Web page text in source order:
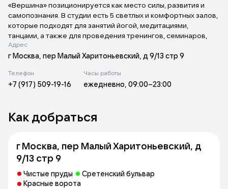
«Вершина» позиционируется как место силы, развития и
самопознания. В студии есть 5 светлых и комфортных залов,
которые подходят для занятий йогой, медитациями,
танцами, а также для проведения тренингов, семинаров,
бизнес-встреч и частных мероприятий.
В пространстве студии созданы условия для обретения
эффективные методики, привезённые из Непала, Тибета и
Индии.
Адрес
г Москва, пер Малый Харитоньевский, д 9/13 стр 9
Телефон
+7 (917) 509-19-16
Часы работы
ежедневно, 09:00–23:00
Как добраться
г Москва, пер Малый Харитоньевский, д
9/13 стр 9
Чистые пруды
Сретенский бульвар
Красные ворота